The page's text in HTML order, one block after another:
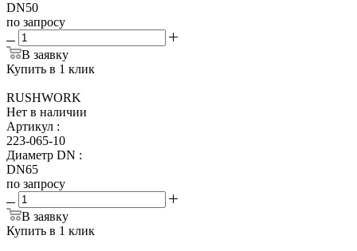
DN50
по запросу
В заявку
Купить в 1 клик
RUSHWORK
Нет в наличии
Артикул :
223-065-10
Диаметр DN :
DN65
по запросу
В заявку
Купить в 1 клик